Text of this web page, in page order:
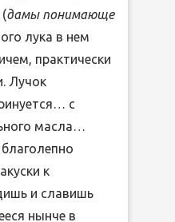
дамы понимающе
лука в нем
практически
Лучок
с
масла…
к
и славишь
нынче в